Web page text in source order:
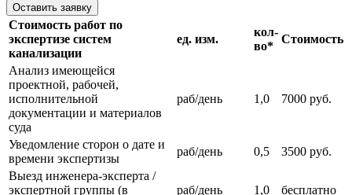
Оставить заявку
Стоимость работ по
экспертизе систем
канализации
ед. изм.
кол-
во*
Стоимость
Анализ имеющейся
проектной, рабочей,
исполнительной
документации и материалов
суда
раб/день 1,0 7000 руб.
Уведомление сторон о дате и
времени экспертизы
раб/день 0,5
3500 руб.
Выезд инженера-эксперта /
экспертной группы (в
раб/день 1,0 бесплатно